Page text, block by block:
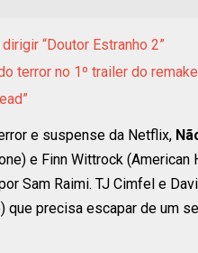
“Doutor Estranho 2”
terror no 1º trailer do remake
e suspense da Netflix,
e Finn Wittrock (American
Sam Raimi. TJ Cimfel e
que precisa escapar de um